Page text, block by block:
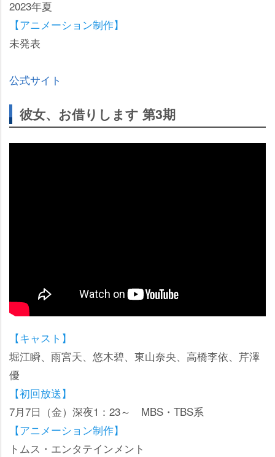
2023年夏
【アニメーション制作】
未発表
公式サイト
彼女、お借りします 第3期
【キャスト】
堀江瞬、雨宮天、悠木碧、東山奈央、高橋李依、芹澤
優
【初回放送】
7月7日（金）深夜1：23～ MBS・TBS系
【アニメーション制作】
トムス・エンタテインメント